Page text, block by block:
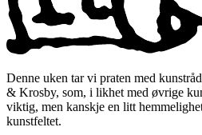
Denne uken tar vi praten med
& Krosby, som, i likhet med øvrige
viktig, men kanskje en litt
kunstfeltet.